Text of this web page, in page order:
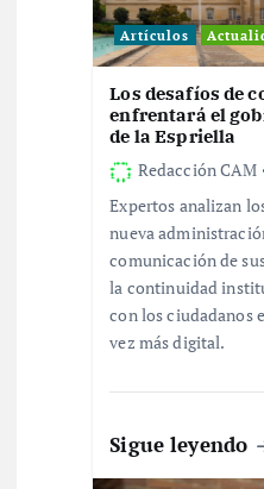
Artículos
Los desafíos de
enfrentará el
de la Espriella
Redacción CAM
Expertos analizan
nueva
comunicación de
la continuidad
con los ciudadanos
vez más digital.
Sigue leyendo